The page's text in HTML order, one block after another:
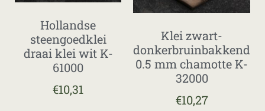
Hollandse
steengoedklei
draai klei wit K-
61000
€10,31
Klei zwart-
donkerbruinbakkend
0.5 mm chamotte K-
32000
€10,27